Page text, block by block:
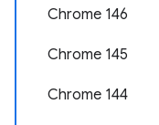
Chrome 146
Chrome 145
Chrome 144